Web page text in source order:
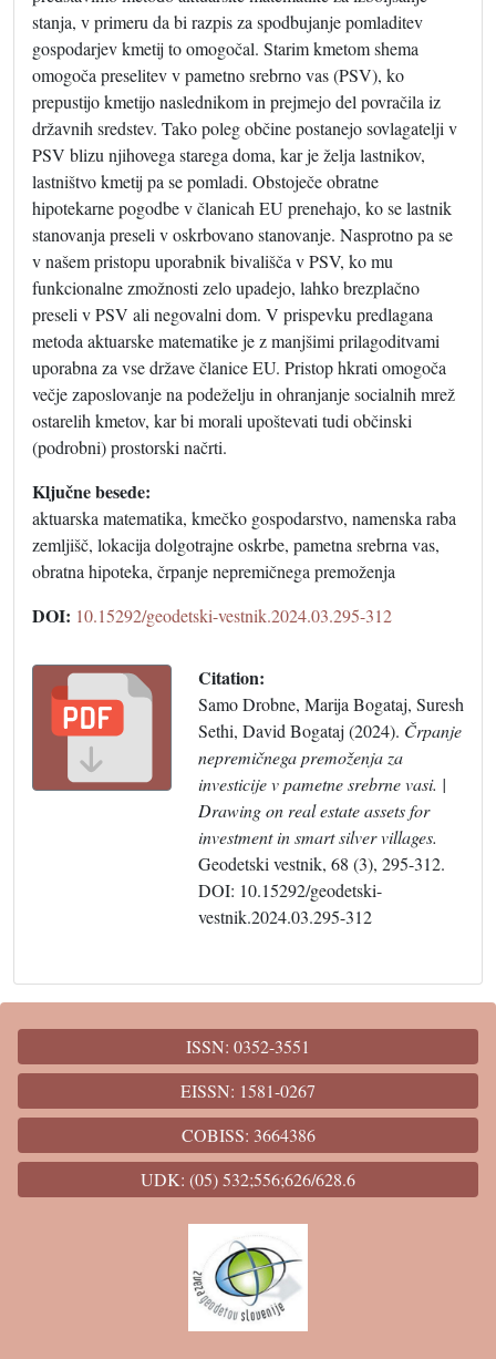
stanja, v primeru da bi razpis za spodbujanje pomladitev
gospodarjev kmetij to omogočal. Starim kmetom shema
omogoča preselitev v pametno srebrno vas (PSV), ko
prepustijo kmetijo naslednikom in prejmejo del povračila iz
državnih sredstev. Tako poleg občine postanejo sovlagatelji v
PSV blizu njihovega starega doma, kar je želja lastnikov,
lastništvo kmetij pa se pomladi. Obstoječe obratne
hipotekarne pogodbe v članicah EU prenehajo, ko se lastnik
stanovanja preseli v oskrbovano stanovanje. Nasprotno pa se
v našem pristopu uporabnik bivališča v PSV, ko mu
funkcionalne zmožnosti zelo upadejo, lahko brezplačno
preseli v PSV ali negovalni dom. V prispevku predlagana
metoda aktuarske matematike je z manjšimi prilagoditvami
uporabna za vse države članice EU. Pristop hkrati omogoča
večje zaposlovanje na podeželju in ohranjanje socialnih mrež
ostarelih kmetov, kar bi morali upoštevati tudi občinski
(podrobni) prostorski načrti.
Ključne besede:
aktuarska matematika, kmečko gospodarstvo, namenska raba
zemljišč, lokacija dolgotrajne oskrbe, pametna srebrna vas,
obratna hipoteka, črpanje nepremičnega premoženja
DOI: 10.15292/geodetski-vestnik.2024.03.295-312
Citation:
Samo Drobne, Marija Bogataj, Suresh
Sethi, David Bogataj (2024). Črpanje
nepremičnega premoženja za
investicije v pametne srebrne vasi. |
Drawing on real estate assets for
investment in smart silver villages.
Geodetski vestnik, 68 (3), 295-312.
DOI: 10.15292/geodetski-
vestnik.2024.03.295-312
ISSN: 0352-3551
EISSN: 1581-0267
COBISS: 3664386
UDK: (05) 532;556;626/628.6